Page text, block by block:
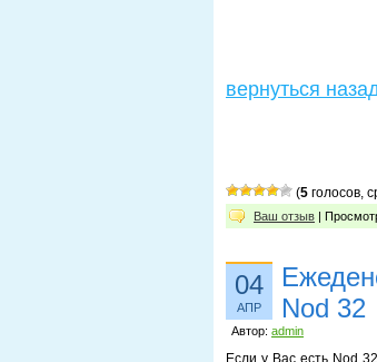
вернуться
(5 голосов,
Ваш отзыв |
04
АПР
Nod 32
Автор: admin
Если у Вас есть Nod